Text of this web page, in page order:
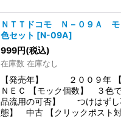
ＮＴＴドコモ Ｎ－０９Ａ
色セット [N-09A]
999円(税込)
在庫数 在庫なし
【発売年】 ２００９年
ＮＥＣ 【モック個数】 ３色
品流用の可否】 つけはずし
態】 中古 【クリックポスト